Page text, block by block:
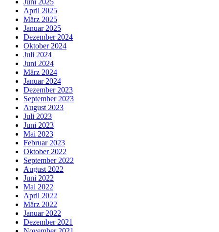
April 2025
März 2025
Januar 2025
Dezember 2024
Oktober 2024
Juli 2024
Juni 2024
März 2024
Januar 2024
Dezember 2023
September 2023
August 2023
Juli 2023
Juni 2023
Mai 2023
Februar 2023
Oktober 2022
September 2022
August 2022
Juni 2022
Mai 2022
April 2022
März 2022
Januar 2022
Dezember 2021